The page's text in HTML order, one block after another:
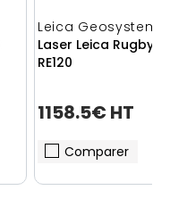
Leica Geosystems
Laser Leica Rugby
RE120
1158.5€ HT
Comparer